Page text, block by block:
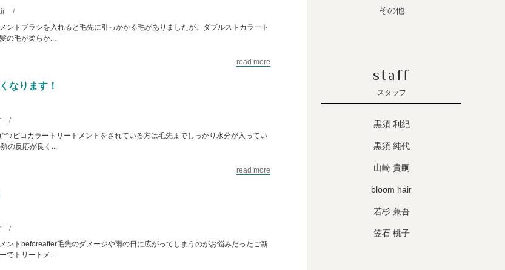
/
ントブラシを入れると毛先に引っかかる毛がありましたが、ダブルストカラート
の毛が柔らか...
read more
なります！
/
ピコカラートリートメントをされている方は毛先までしっかり水分が入ってい
の反応が良く...
read more
/
ントbeforeafter毛先のダメージや雨の日に広がってしまうのがお悩みだったご新
でトリートメ...
その他
staff
スタッフ
黒須 利紀
黒須 純代
山崎 貴嗣
bloom hair
若杉 兼吾
笠石 桃子